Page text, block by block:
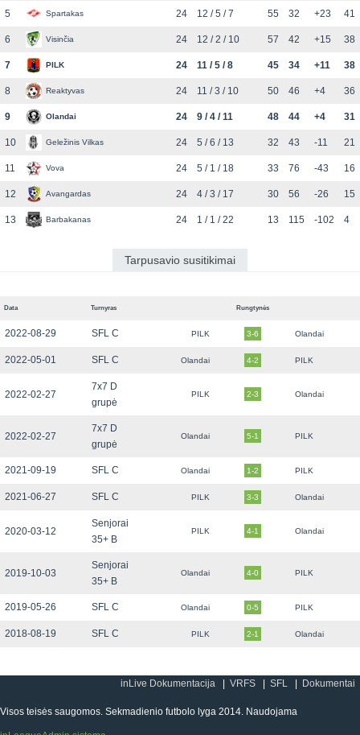
5 Spartakas 24 12 / 5 / 7 55 32 +23 41
6 Visinčia 24 12 / 2 / 10 57 42 +15 38
7 PILK 24 11 / 5 / 8 45 34 +11 38
8 Reaktyvas 24 11 / 3 / 10 50 46 +4 36
9 Olandai 24 9 / 4 / 11 48 44 +4 31
10 Geležinis Vilkas 24 5 / 6 / 13 32 43 -11 21
11 Vova 24 5 / 1 / 18 33 76 -43 16
12 Avangardas 24 4 / 3 / 17 30 56 -26 15
13 Barbakanas 24 1 / 1 / 22 13 115 -102 4
Tarpusavio susitikimai
Data Turnyras Rungtynės
2022-08-29 SFL C PILK 3-6 Olandai
2022-05-01 SFL C Olandai 4-2 PILK
2022-02-27
7x7 D
grupė
PILK 2-3 Olandai
2022-02-27
7x7 D
grupė
Olandai 5-1 PILK
2021-09-19 SFL C Olandai 1-2 PILK
2021-06-27 SFL C PILK 3-3 Olandai
2020-03-12
Senjorai
35+ B
PILK 4-1 Olandai
2019-10-03
Senjorai
35+ B
Olandai 4-0 PILK
2019-05-26 SFL C Olandai 0-5 PILK
2018-08-19 SFL C PILK 2-1 Olandai
inLive Dokumentacija VRFS SFL Dokumentai
Visos teisės saugomos. Sekmadienio futbolo lyga 2014. Naudojama